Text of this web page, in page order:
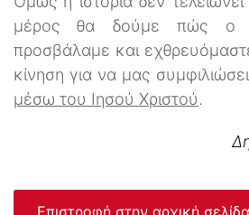
μέρος θα δούμε πώς ο
προσβάλαμε και
κίνηση για να μας
μέσω του Ιησού Χριστού.
Επιστροφή στην αρχική σελίδα